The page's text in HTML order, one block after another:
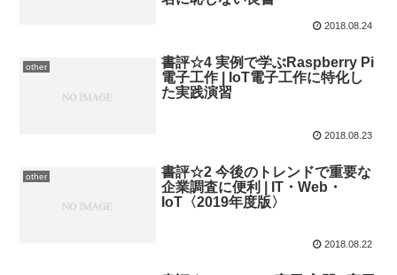
2018.08.24
other
書評☆4 実例で学ぶRaspberry Pi
電子工作 | IoT電子工作に特化し
た実践演習
2018.08.23
other
書評☆2 今後のトレンドで重要な
企業調査に便利 | IT・Web・
IoT〈2019年度版〉
2018.08.22